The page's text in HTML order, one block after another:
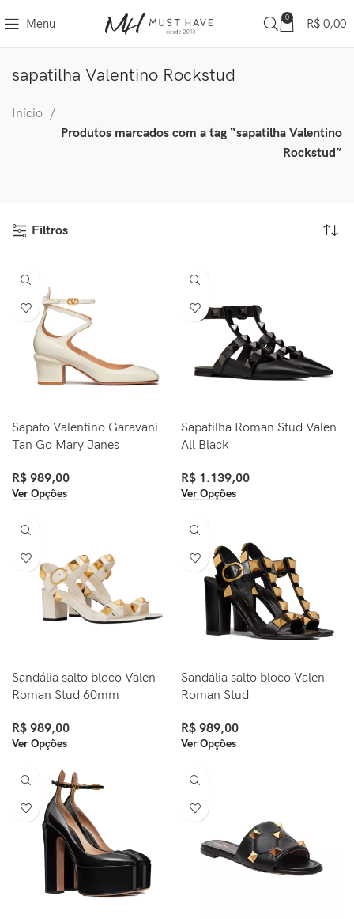
Menu 0 R$ 0,00
sapatilha Valentino Rockstud
Início
Produtos marcados com a tag “sapatilha Valentino
Rockstud”
Filtros
Sapato Valentino Garavani
Tan Go Mary Janes
R$ 989,00
Ver Opções
Sapatilha Roman Stud Valen
All Black
R$ 1.139,00
Ver Opções
Sandália salto bloco Valen
Roman Stud 60mm
R$ 989,00
Ver Opções
Sandália salto bloco Valen
Roman Stud
R$ 989,00
Ver Opções